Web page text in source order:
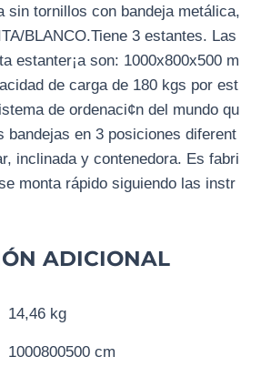
sin tornillos con bandeja metálica,
BLANCO.Tiene 3 estantes. Las
estanter¡a son: 1000x800x500 m
de carga de 180 kgs por est
de ordenaci¢n del mundo qu
bandejas en 3 posiciones diferent
inclinada y contenedora. Es fabri
monta rápido siguiendo las instr
ADICIONAL
14,46 kg
1000800500 cm